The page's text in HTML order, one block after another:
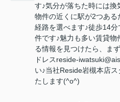
す♪気分が落ちた時には換
物件の近くに駅が2つあ
経路を選べます♪徒歩14
件です♪魅力も多い賃貸物
る情報を見つけたら、ま
ドレスreside-
い♪当社Reside岩槻本店
たします(^o^)